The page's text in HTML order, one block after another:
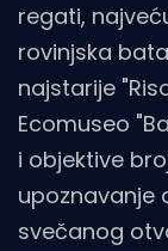
regati,
rovinjska
najstarije
Ecomuseo
i objektive
upoznavanje
svečanog